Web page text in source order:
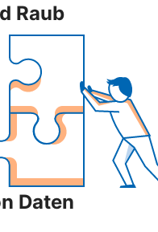
Raub
Daten